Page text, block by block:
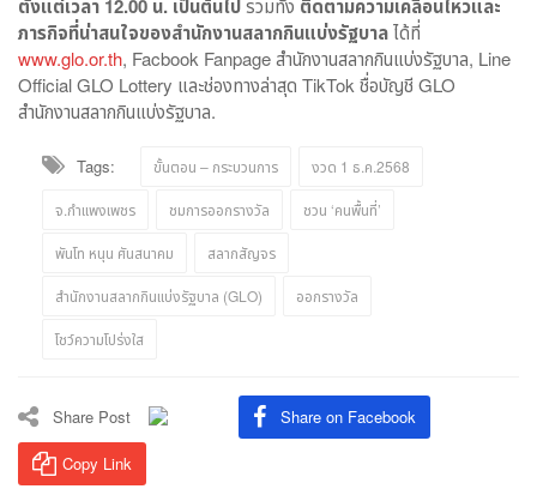
ตั้งแต่เวลา 12.00 น. เป็นต้นไป
ติดตามความเคลื่อนไหวและ
ภารกิจที่น่าสนใจของสำนักงานสลากกินแบ่งรัฐบาลได้ที่
www.glo.or.th, Facbook Fanpage สำนักงานสลากกินแบ่งรัฐบาล, Line
Official GLO Lottery และช่องทางล่าสุด TikTok ชื่อบัญชี GLO
สำนักงานสลากกินแบ่งรัฐบาล.
Tags: ขั้นตอน – กระบวนการ งวด 1 ธ.ค.2568
จ.กำแพงเพชร ชมการออกรางวัล ชวน ‘คนพื้นที่’
พันโท หนุน ศันสนาคม สลากสัญจร
สำนักงานสลากกินแบ่งรัฐบาล (GLO) ออกรางวัล
โชว์ความโปร่งใส
Share Post Share on Facebook
Copy Link